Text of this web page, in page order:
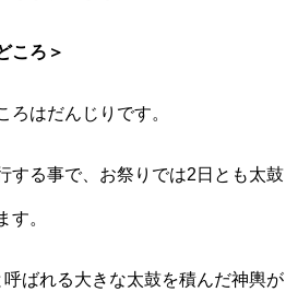
ころ＞
ろはだんじりです。
する事で、お祭りでは2日とも太鼓
す。
ばれる大きな太鼓を積んだ神輿が